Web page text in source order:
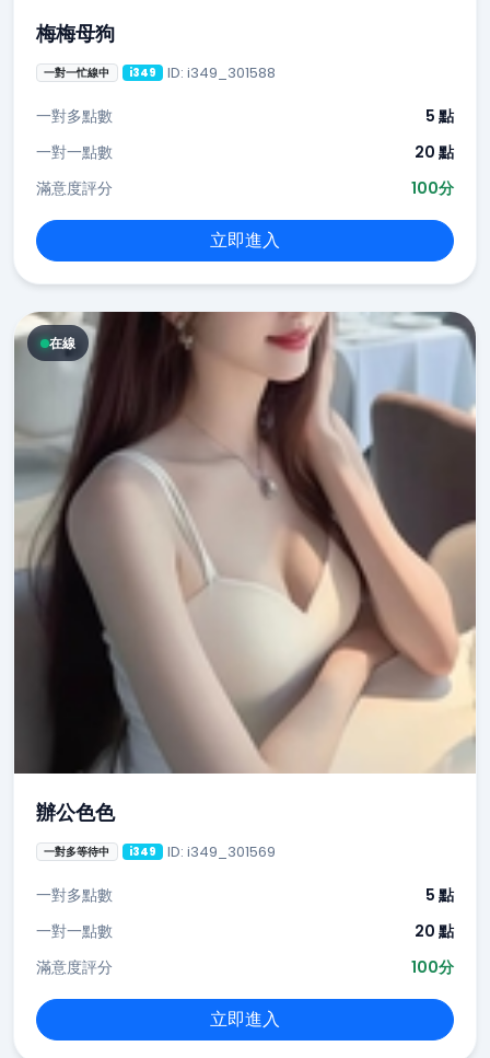
梅梅母狗
一對一忙線中 i349 ID: i349_301588
一對多點數
5 點
一對一點數
20 點
滿意度評分
100分
立即進入
在線
辦公色色
一對多等待中 i349 ID: i349_301569
一對多點數
5 點
一對一點數
20 點
滿意度評分
100分
立即進入